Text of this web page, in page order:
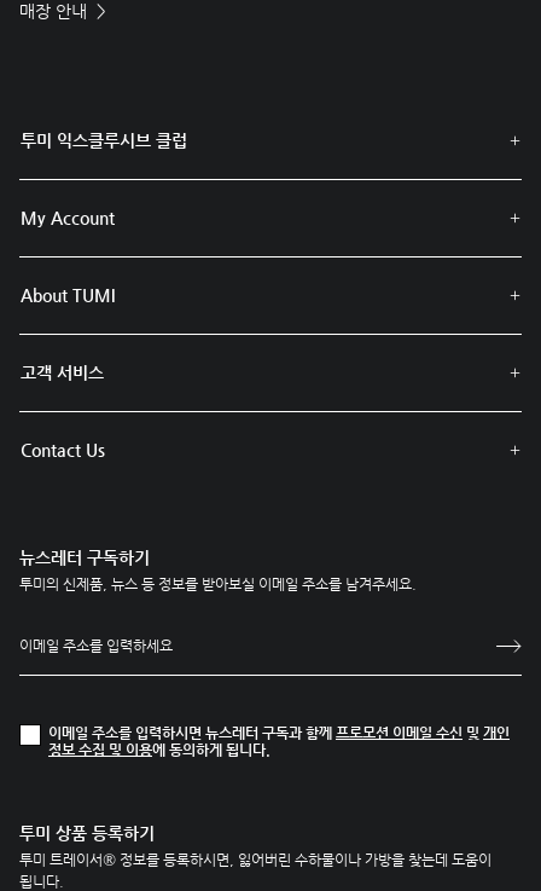
매장 안내
투미 익스클루시브 클럽
My Account
About TUMI
고객 서비스
Contact Us
뉴스레터 구독하기
투미의 신제품, 뉴스 등 정보를 받아보실 이메일 주소를 남겨주세요.
이메일 주소를 입력하시면 뉴스레터 구독과 함께 프로모션 이메일 수신 및 개인
정보 수집 및 이용에 동의하게 됩니다.
투미 상품 등록하기
투미 트레이서® 정보를 등록하시면, 잃어버린 수하물이나 가방을 찾는데 도움이
됩니다.